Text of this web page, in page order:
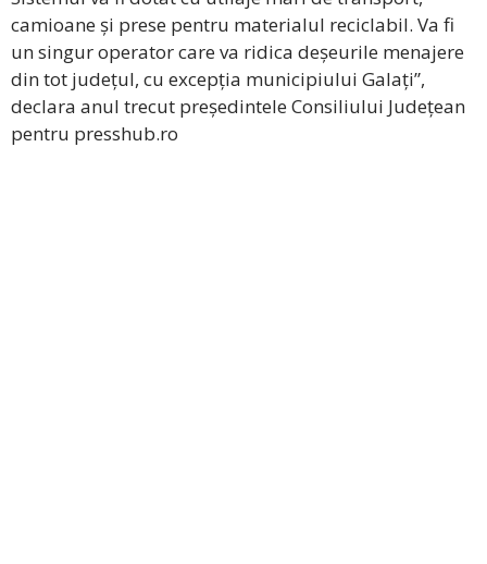
camioane și prese pentru materialul reciclabil. Va fi
un singur operator care va ridica deșeurile menajere
din tot județul, cu excepția municipiului Galați”,
declara anul trecut președintele Consiliului Județean
pentru presshub.ro